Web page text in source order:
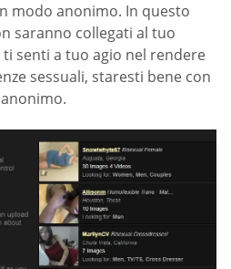
modo anonimo. In questo
saranno collegati al tuo
senti a tuo agio nel rendere
sessuali, staresti bene con